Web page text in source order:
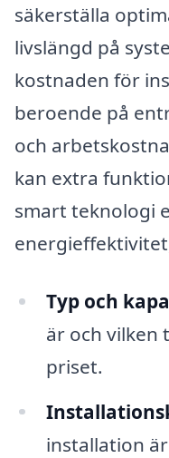
säkerställa
livslängd på
kostnaden för
beroende på
och
kan extra
smart teknologi
Typ och
är och vilken
priset.
installation